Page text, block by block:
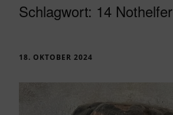
Schlagwort: 14 Nothelfer
18. OKTOBER 2024